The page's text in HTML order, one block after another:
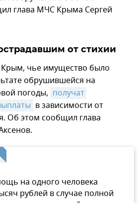
глава МЧС Крыма Сергей
от стихии
чье имущество было
обрушившейся на
погоды, получат
в зависимости от
Об этом сообщил глава
на одного человека
рублей в случае полной